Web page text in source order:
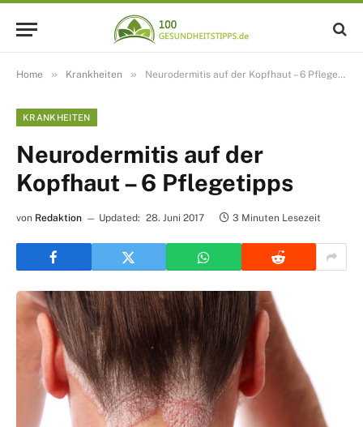
Home » Krankheiten » Neurodermitis auf der Kopfhaut – 6 Pflegetipps
KRANKHEITEN
Neurodermitis auf der
Kopfhaut – 6 Pflegetipps
von Redaktion Updated: 28. Juni 2017 3 Minuten Lesezeit